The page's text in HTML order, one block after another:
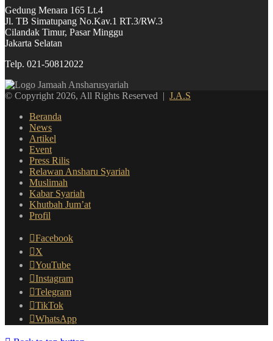
Gedung Menara 165 Lt.4
Jl. TB Simatupang No.Kav.1 RT.3/RW.3
Cilandak Timur, Pasar Minggu
Jakarta Selatan
Telp. 021-50812022
© Copyright 2026, All Rights Reserved | J.A.S
Beranda
News
Artikel
Event
Press Rilis
Relawan Ansharu Syariah
Muslimah
Kabar Syariah
Khutbah Jum’at
Profil
Facebook
X
YouTube
Instagram
Telegram
TikTok
WhatsApp